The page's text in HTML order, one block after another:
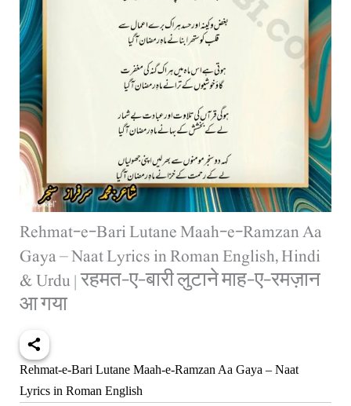
Rehmat-e-Bari Lutane Maah-e-Ramzan Aa
Gaya – Naat Lyrics in Roman English, Hindi
& Urdu | रहमत-ए-बारी लुटाने माह-ए-रमज़ान
आ गया
Rehmat-e-Bari Lutane Maah-e-Ramzan Aa Gaya – Naat
Lyrics in Roman English